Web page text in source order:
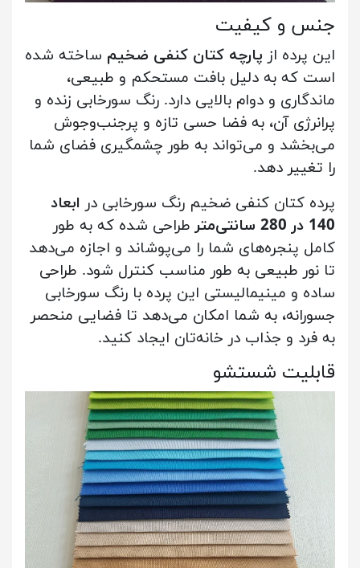
جنس و کیفیت
این پرده از پارچه کتان کنفی ضخیم ساخته شده
است که به دلیل بافت مستحکم و طبیعی،
ماندگاری و دوام بالایی دارد. رنگ سورخابی زنده و
پرانرژی آن، به فضا حسی تازه و پرجنب‌وجوش
می‌بخشد و می‌تواند به طور چشمگیری فضای شما
را تغییر دهد.
پرده کتان کنفی ضخیم رنگ سورخابی در ابعاد
140 در 280 سانتی‌متر
طراحی شده که به طور
کامل پنجره‌های شما را می‌پوشاند و اجازه می‌دهد
تا نور طبیعی به طور مناسب کنترل شود. طراحی
ساده و مینیمالیستی این پرده با رنگ سورخابی
جسورانه، به شما امکان می‌دهد تا فضایی منحصر
به فرد و جذاب در خانه‌تان ایجاد کنید.
قابلیت شستشو